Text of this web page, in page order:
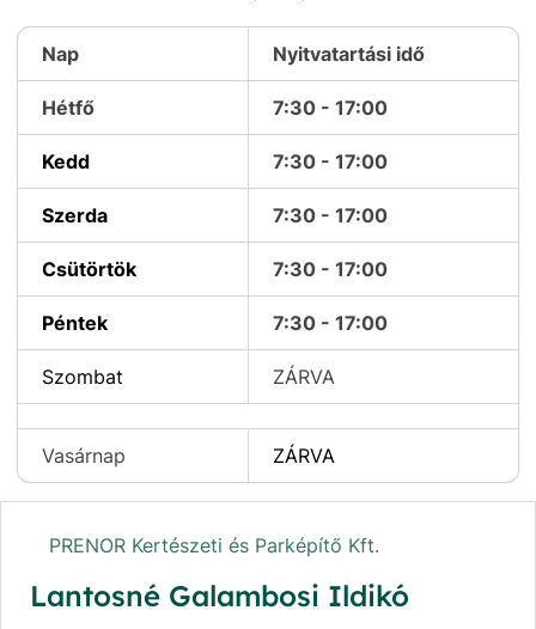
Nap Nyitvatartási idő
Hétfő 7:30 - 17:00
Kedd 7:30 - 17:00
Szerda 7:30 - 17:00
Csütörtök 7:30 - 17:00
Péntek 7:30 - 17:00
Szombat ZÁRVA
Vasárnap ZÁRVA
PRENOR Kertészeti és Parképítő Kft.
Lantosné Galambosi Ildikó